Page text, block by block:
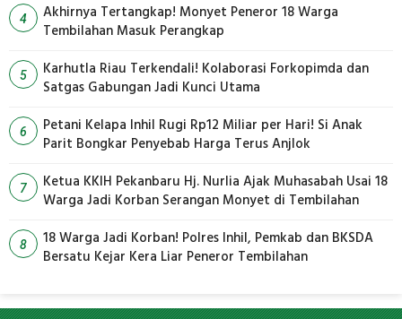
4
Akhirnya Tertangkap! Monyet Peneror 18 Warga
Tembilahan Masuk Perangkap
5
Karhutla Riau Terkendali! Kolaborasi Forkopimda dan
Satgas Gabungan Jadi Kunci Utama
6
Petani Kelapa Inhil Rugi Rp12 Miliar per Hari! Si Anak
Parit Bongkar Penyebab Harga Terus Anjlok
7
Ketua KKIH Pekanbaru Hj. Nurlia Ajak Muhasabah Usai 18
Warga Jadi Korban Serangan Monyet di Tembilahan
8
18 Warga Jadi Korban! Polres Inhil, Pemkab dan BKSDA
Bersatu Kejar Kera Liar Peneror Tembilahan